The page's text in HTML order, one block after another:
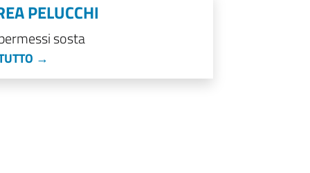
PELUCCHI
sosta
→